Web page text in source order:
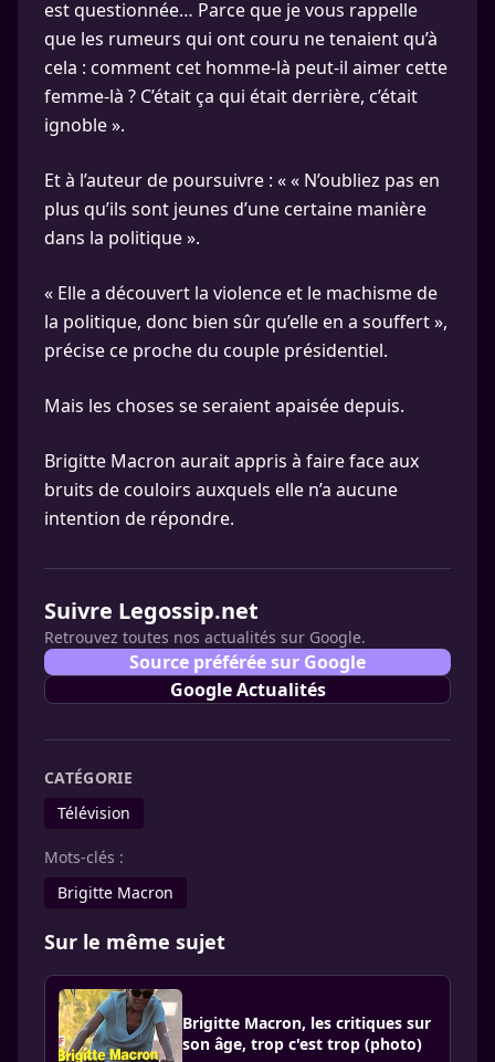
est questionnée… Parce que je vous rappelle
que les rumeurs qui ont couru ne tenaient qu’à
cela : comment cet homme-là peut-il aimer cette
femme-là ? C’était ça qui était derrière, c’était
ignoble ».
Et à l’auteur de poursuivre : « « N’oubliez pas en
plus qu’ils sont jeunes d’une certaine manière
dans la politique ».
« Elle a découvert la violence et le machisme de
la politique, donc bien sûr qu’elle en a souffert »,
précise ce proche du couple présidentiel.
Mais les choses se seraient apaisée depuis.
Brigitte Macron aurait appris à faire face aux
bruits de couloirs auxquels elle n’a aucune
intention de répondre.
Suivre Legossip.net
Retrouvez toutes nos actualités sur Google.
Source préférée sur Google
Google Actualités
CATÉGORIE
Télévision
Mots-clés :
Brigitte Macron
Sur le même sujet
Brigitte Macron, les critiques sur
son âge, trop c'est trop (photo)